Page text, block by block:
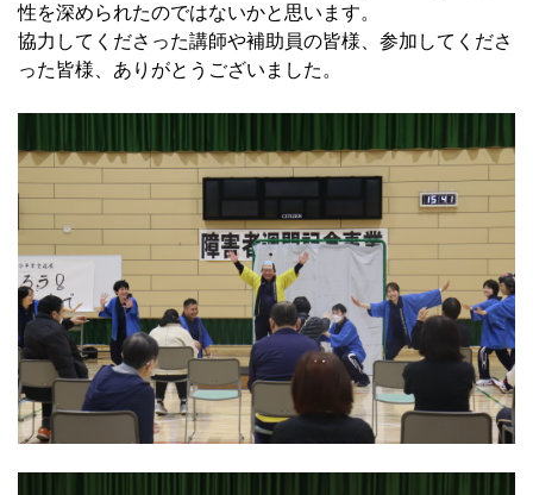
性を深められたのではないかと思います。
協力してくださった講師や補助員の皆様、参加してくださ
った皆様、ありがとうございました。